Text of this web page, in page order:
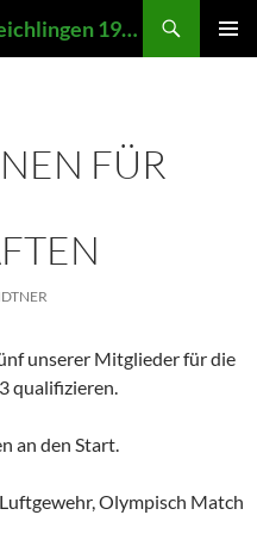
Balker Schießgesellschaft Leichlingen 1907 e.V.
FÜR
unserer Mitglieder für die
qualifizieren.
an den Start.
Olympisch Match